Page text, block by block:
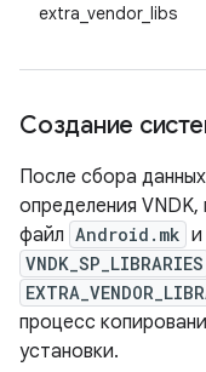
extra_vendor_libs
Создание
После сбора
определения
файл Android.mk и
VNDK_SP_LIBRARIES
процесс
установки.